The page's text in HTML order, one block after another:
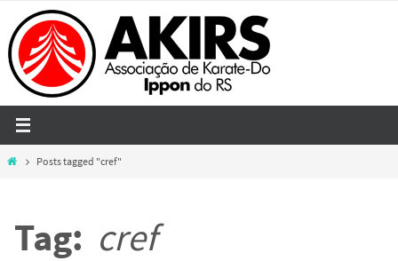
to
content
HomePosts tagged "cref"
Tag: cref